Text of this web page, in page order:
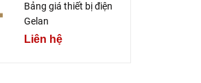
Bảng giá thiết bị điện
Gelan
Liên hệ